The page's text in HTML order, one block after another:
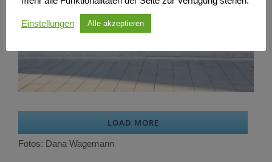
LOAD MORE
Fotos: Dana Wagemann
Einstellungen Alle akzeptieren